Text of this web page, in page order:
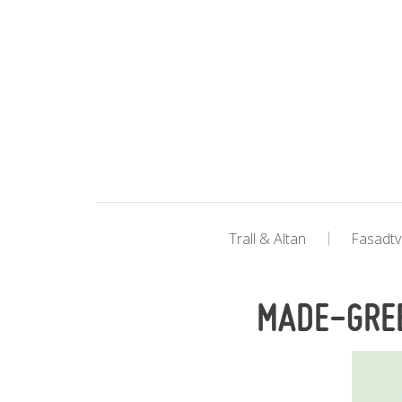
Trall & Altan
MADE-